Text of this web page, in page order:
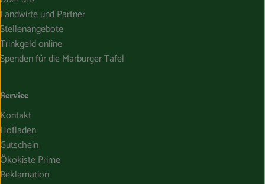
Landwirte und Partner
Stellenangebote
Trinkgeld online
Spenden für die Marburger Tafel
Service
Kontakt
Hofladen
Gutschein
Ökokiste Prime
Reklamation